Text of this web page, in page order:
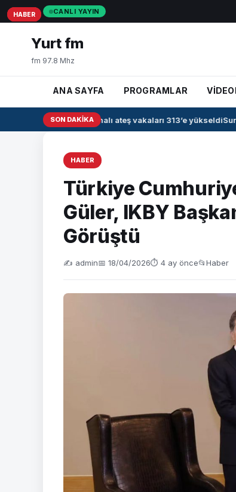
CANLI YAYIN
Yurt fm
fm 97.8 Mhz
ANA SAYFA PROGRAMLAR
SON DAKIKA
Irak’ta kanamalı ateş vakaları 313’e yükseldi
HABER
Türkiye
Güler, IKBY
Görüştü
✍️ admin📅 18/04/2026⏱ 4 ay önce📂Haber
HABER
HABER
HABER